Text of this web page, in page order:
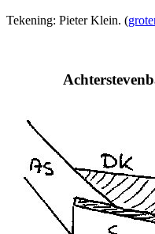
Tekening: Pieter Klein. (